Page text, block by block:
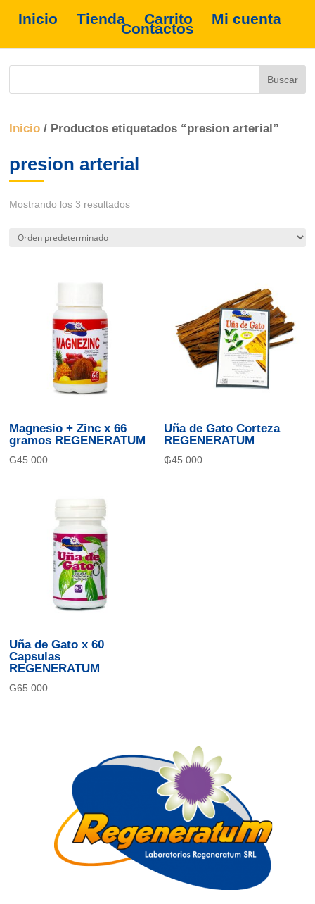
Inicio Tienda Carrito Mi cuenta
Contactos
Inicio / Productos etiquetados “presion arterial”
presion arterial
Mostrando los 3 resultados
Magnesio + Zinc x 66
gramos REGENERATUM
₲45.000
Uña de Gato Corteza
REGENERATUM
₲45.000
Uña de Gato x 60
Capsulas
REGENERATUM
₲65.000